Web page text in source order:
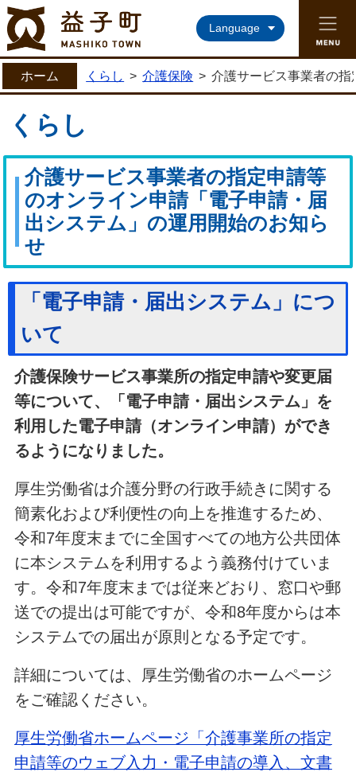
益子町ホームページ
Language
ホーム くらし > 介護保険 > 介護サービス事業者の
くらし
介護サービス事業者の指定申請等
のオンライン申請「電子申請・届
出システム」の運用開始のお知ら
せ
「電子申請・届出システム」につ
いて
介護保険サービス事業所の指定申請や変更届
等について、「電子申請・届出システム」を
利用した電子申請（オンライン申請）ができ
るようになりました。
厚生労働省は介護分野の行政手続きに関する
簡素化および利便性の向上を推進するため、
令和7年度末までに全国すべての地方公共団体
に本システムを利用するよう義務付けていま
す。令和7年度末までは従来どおり、窓口や郵
送での提出は可能ですが、令和8年度からは本
システムでの届出が原則となる予定です。
詳細については、厚生労働省のホームページ
をご確認ください。
厚生労働省ホームページ「介護事業所の指定
申請等のウェブ入力・電子申請の導入、文書